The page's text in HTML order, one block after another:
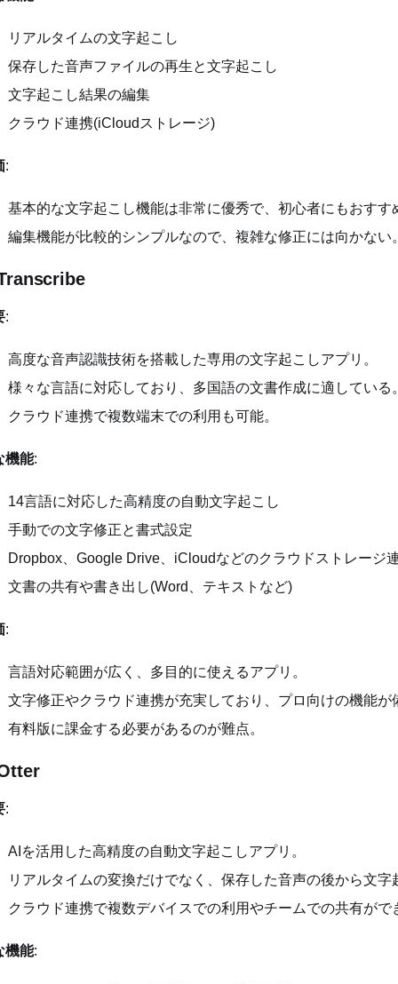
リアルタイムの文字起こし
保存した音声ファイルの再生と文字起こし
文字起こし結果の編集
クラウド連携(iCloudストレージ)
:
基本的な文字起こし機能は非常に優秀で、初心者にもおすす
編集機能が比較的シンプルなので、複雑な修正には向かない。
:
高度な音声認識技術を搭載した専用の文字起こしアプリ。
様々な言語に対応しており、多国語の文書作成に適している。
クラウド連携で複数端末での利用も可能。
機能:
14言語に対応した高精度の自動文字起こし
手動での文字修正と書式設定
Dropbox、Google Drive、iCloudなどのクラウドストレージ
文書の共有や書き出し(Word、テキストなど)
:
言語対応範囲が広く、多目的に使えるアプリ。
文字修正やクラウド連携が充実しており、プロ向けの機能が
有料版に課金する必要があるのが難点。
:
AIを活用した高精度の自動文字起こしアプリ。
リアルタイムの変換だけでなく、保存した音声の後から文字
クラウド連携で複数デバイスでの利用やチームでの共有がで
機能: